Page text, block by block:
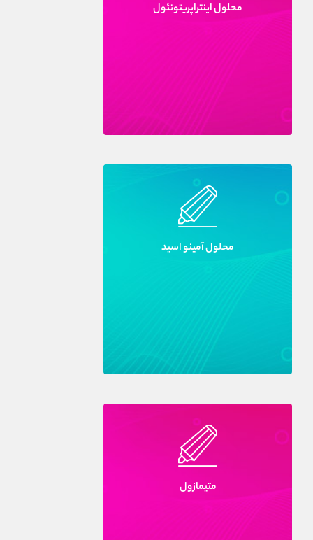
محلول اينتراپريتونئول
محلول آمينو اسيد
متيمازول